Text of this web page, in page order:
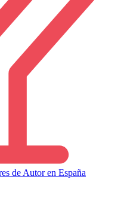
de Autor en España